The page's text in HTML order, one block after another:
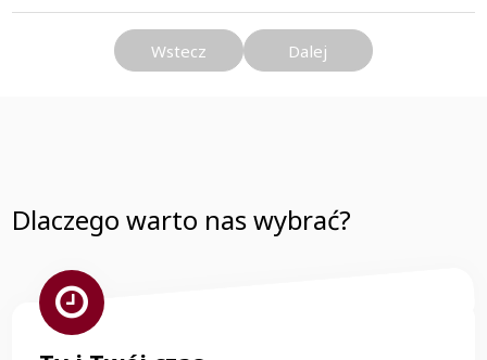
Wstecz Dalej
Dlaczego warto nas wybrać?